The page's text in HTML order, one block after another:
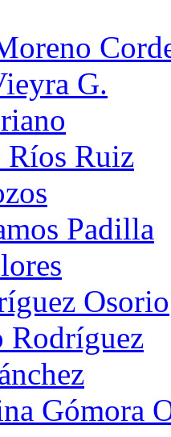
G.
Ríos Ruiz
Padilla
Osorio
Rodríguez
Gómora